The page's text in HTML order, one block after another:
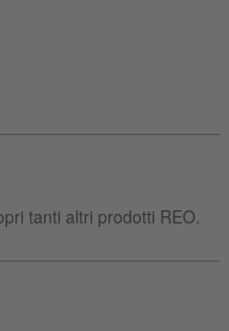
tanti altri prodotti REO.